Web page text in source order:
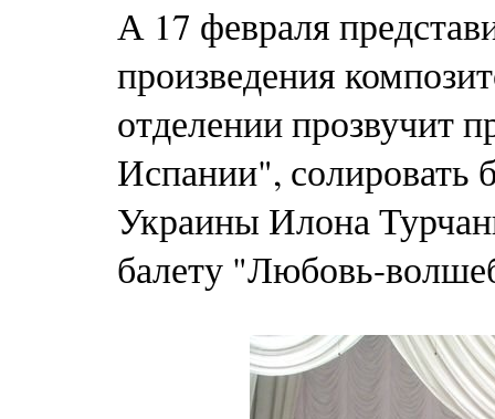
А 17 февраля
произведения
отделении прозвучит
Испании", солировать
Украины Илона
балету "Любовь-